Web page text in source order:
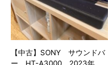
【中古】SONY サウンドバ